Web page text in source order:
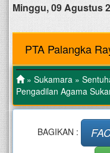
Minggu, 09 Agustus
PTA Palangka
» Sukamara »
Pengadilan Agama
BAGIKAN :